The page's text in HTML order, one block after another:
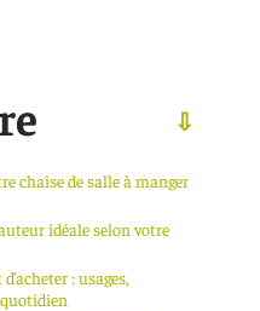
chaise de salle à manger
idéale selon votre
: usages,